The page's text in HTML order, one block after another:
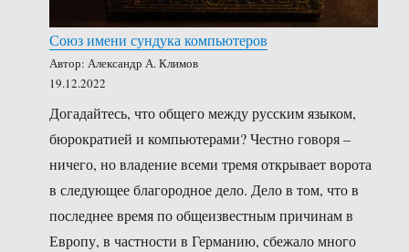
Союз имени сундука компьютеров
Автор: Александр А. Климов
19.12.2022
Догадайтесь, что общего между русским языком,
бюрократией и компьютерами? Честно говоря –
ничего, но владение всеми тремя открывает ворота
в следующее благородное дело. Дело в том, что в
последнее время по общеизвестным причинам в
Европу, в частности в Германию, сбежало много